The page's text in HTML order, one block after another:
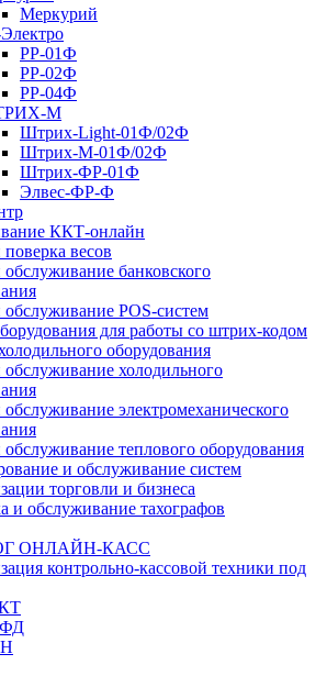
Меркурий
РР-01Ф
РР-02Ф
РР-04Ф
М
Штрих-Light-01Ф/02Ф
Штрих-М-01Ф/02Ф
Штрих-ФР-01Ф
Элвес-ФР-Ф
ККТ-онлайн
весов
банковского
POS-систем
для работы со штрих-кодом
оборудования
холодильного
электромеханического
теплового оборудования
и обслуживание систем
торговли и бизнеса
и обслуживание тахографов
ОНЛАЙН-КАСС
контрольно-кассовой техники под